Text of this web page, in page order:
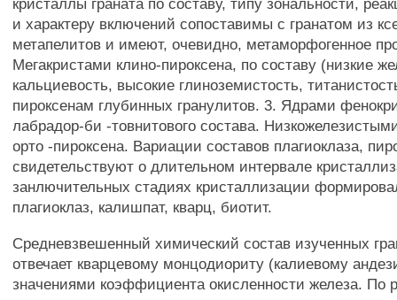
кристаллы граната по составу, типу зональности,
и характеру включений сопоставимы с гранатом из
метапелитов и имеют, очевидно, метаморфогенное
Мегакристами клино-пироксена, по составу (низкие
кальциевость, высокие глиноземистость,
пироксенам глубинных гранулитов. 3. Ядрами
лабрадор-би -товнитового состава.
орто -пироксена. Вариации составов плагиоклаза,
свидетельствуют о длительном интервале
занлючительных стадиях кристаллизации
плагиоклаз, калишпат, кварц, биотит.
Средневзвешенный химический состав изученных
отвечает кварцевому монцодиориту (калиевому
значениями коэффициента окисленности железа. По